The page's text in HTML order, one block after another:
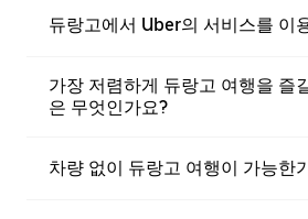
듀랑고에서 Uber의 서비스를 이
가장 저렴하게 듀랑고 여행을 즐
은 무엇인가요?
차량 없이 듀랑고 여행이 가능한